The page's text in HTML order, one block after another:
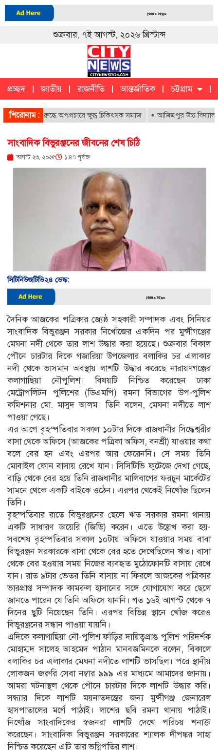
শুক্রবার, ৭ই আগস্ট, ২০২৬ খ্রিস্টাব্দ
প্রচ্ছদ জাতীয় রাজনীতি আন্তর্জাতিক চট্টগ্রাম
চট্টগ্রাম
শিরোনাম :
বিরুদ্ধে অপপ্রচারে ক্ষুব্ধ চিকিৎসক সমাজ আজিমপুর উচ্চ বিদ্যালয়ের
সাংবাদিক বিভুরঞ্জনের জীবনের শেষ চিঠি
আগস্ট ২৩, ২০২৫ ১:৪৭ পূর্বাহ্ণ
সিটিনিউজটিভি২৪ ডেস্ক:
দৈনিক আজকের পত্রিকার জ্যেষ্ঠ সহকারী সম্পাদক এবং সিনিয়র
সাংবাদিক বিভুরঞ্জন সরকার নিখোঁজের একদিন পর মুন্সীগঞ্জের
মেঘনা নদী থেকে তার লাশ উদ্ধার করা হয়েছে। শুক্রবার বিকাল
পৌনে চারটার দিকে গজারিয়া উপজেলার বলাকির চর এলাকার
নদী থেকে ভাসমান অবস্থায় লাশটি উদ্ধার করেছে নারায়ণগঞ্জের
কলাগাছিয়া নৌপুলিশ। বিষয়টি নিশ্চিত করেছেন ঢাকা
মেট্রোপলিটন পুলিশের (ডিএমপি) রমনা বিভাগের উপ-পুলিশ
কমিশনার মো. মাসুদ আলম। তিনি বলেন, মেঘনা নদীতে লাশ
পাওয়া গেছে।
এর আগে বৃহস্পতিবার সকাল ১০টার দিকে রাজধানীর সিদ্ধেশ্বরীর
বাসা থেকে অফিসে (আজকের পত্রিকা অফিস, বনশ্রী) যাওয়ার কথা
বলে বের হন এবং এরপর আর ফেরেননি। সে সময় তিনি
মোবাইল ফোন বাসায় রেখে যান। সিসিটিভি ফুটেজে দেখা গেছে,
বাড়ি থেকে বের হয়ে তিনি রাজধানীর মালিবাগের ফরচুন মার্কেটের
সামনে থেকে একটি বাইকে ওঠেন। এরপর থেকেই নিখোঁজ ছিলেন
তিনি।
বৃহস্পতিবার রাতে বিভুরঞ্জনের ছেলে ঋত সরকার রমনা থানায়
একটি সাধারণ ডায়েরি (জিডি) করেন। এতে উল্লেখ করা হয়-
সবশেষ বৃহস্পতিবার সকাল ১০টায় অফিসে যাওয়ার সময় বাবা
বিভুরঞ্জন সরকারকে বাসা থেকে বের হতে দেখেছিলেন ঋত। বাসা
থেকে বের হওয়ার সময় নিজের ব্যবহৃত মুঠোফোনটি বাসায় রেখে
যান। রাত ৯টার ভেতর তিনি বাসায় না ফিরলে আজকের পত্রিকার
ভারপ্রাপ্ত সম্পাদক কামরুল হাসানের সঙ্গে যোগাযোগ করে ছেলে
জানতে পারেন যে তিনি অফিসে যাননি। গত ১৬ই আগস্ট থেকে ৭
দিনের ছুটি নিয়েছেন তিনি। এরপর বিভিন্ন স্থানে খোঁজ করেও
বিভুরঞ্জনের সন্ধান পাওয়া যায়নি।
এদিকে কলাগাছিয়া নৌ-পুলিশ ফাঁড়ির দায়িত্বপ্রাপ্ত পুলিশ পরিদর্শক
মোহাম্মদ সালেহ আহমেদ পাঠান মানবজমিনকে বলেন, বিকালে
বলাকির চর এলাকার মেঘনা নদীতে লাশটি ভাসছিল। পরে স্থানীয়
লোকজন জরুরি সেবা নম্বার ৯৯৯ এর মাধ্যমে আমাদের জানায়।
আমরা ঘটনাস্থল থেকে পৌনে চারটার দিকে লাশটি উদ্ধার করি।
সন্ধ্যার দিকে লাশটি ময়নাতদন্তের জন্য মুন্সীগঞ্জ জেনারেল
হাসপাতালের মর্গে পাঠাই। লাশের ছবি রমনা থানায় পাঠাই।
নিখোঁজ সাংবাদিকের স্বজনরা লাশটি দেখে পরিচয় শনাক্ত
করেছেন। সাংবাদিক বিভুরঞ্জন সরকারের শ্যালক দীপঙ্কর সাহা
নিশ্চিত করেছেন এটি তার ভগ্নিপতির লাশ।